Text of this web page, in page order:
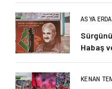
ASYA ERDAL
Habaş
KENAN